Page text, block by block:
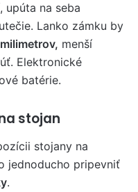
upúta na seba
Lanko zámku by
menší
Elektronické
batérie.
stojan
stojany na
jednoducho pripevniť
.